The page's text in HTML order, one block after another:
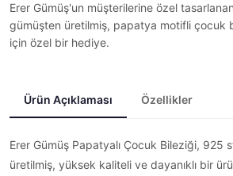
Erer Gümüş'un müşterilerine özel
gümüşten üretilmiş, papatya motifli çocuk
için özel bir hediye.
Ürün Açıklaması Özellikler
Erer Gümüş Papatyalı Çocuk Bileziği, 925
üretilmiş, yüksek kaliteli ve dayanıklı bir